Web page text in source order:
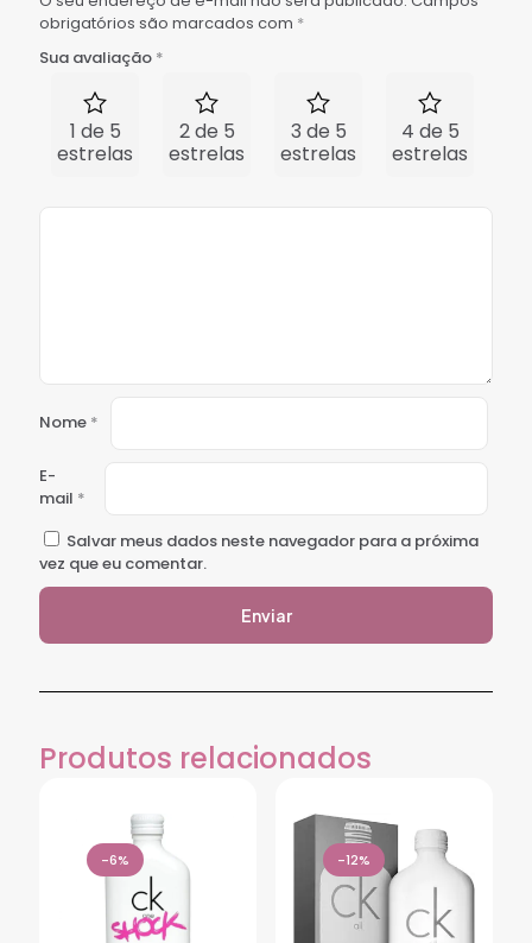
obrigatórios são marcados com *
Sua avaliação *
1 de 5
estrelas
2 de 5
estrelas
3 de 5
estrelas
4 de 5
estrelas
Nome *
E-
mail *
Salvar meus dados neste navegador para a próxima
vez que eu comentar.
Produtos relacionados
-6% -12%